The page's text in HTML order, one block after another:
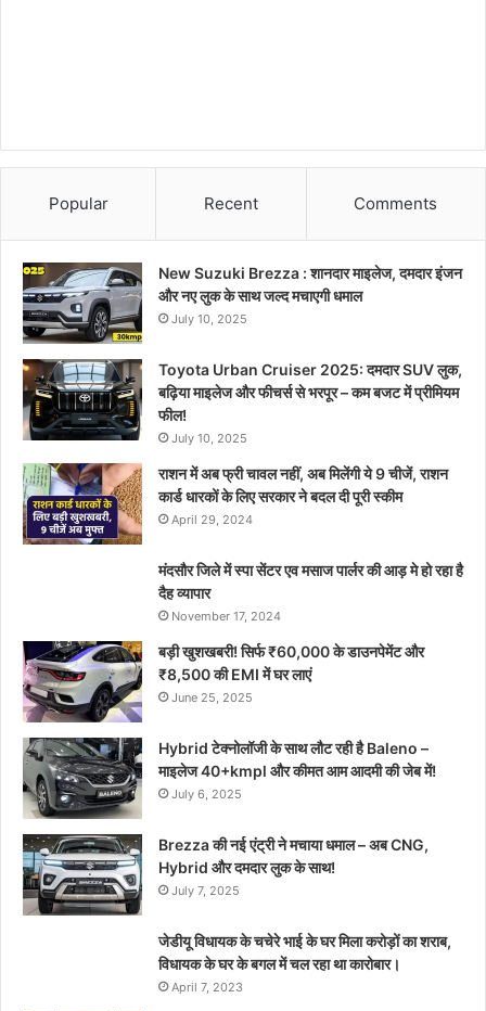
Popular Recent Comments
New Suzuki Brezza : शानदार माइलेज, दमदार इंजन
और नए लुक के साथ जल्द मचाएगी धमाल
July 10, 2025
Toyota Urban Cruiser 2025: दमदार SUV लुक,
बढ़िया माइलेज और फीचर्स से भरपूर – कम बजट में प्रीमियम
फील!
July 10, 2025
राशन में अब फ्री चावल नहीं, अब मिलेंगी ये 9 चीजें, राशन
कार्ड धारकों के लिए सरकार ने बदल दी पूरी स्कीम
April 29, 2024
मंदसौर जिले में स्पा सेंटर एव मसाज पार्लर की आड़ मे हो रहा है
दैह व्यापार
November 17, 2024
बड़ी खुशखबरी! सिर्फ ₹60,000 के डाउनपेमेंट और
₹8,500 की EMI में घर लाएं
June 25, 2025
Hybrid टेक्नोलॉजी के साथ लौट रही है Baleno –
माइलेज 40+kmpl और कीमत आम आदमी की जेब में!
July 6, 2025
Brezza की नई एंट्री ने मचाया धमाल – अब CNG,
Hybrid और दमदार लुक के साथ!
July 7, 2025
जेडीयू विधायक के चचेरे भाई के घर मिला करोड़ों का शराब,
विधायक के घर के बगल में चल रहा था कारोबार।
April 7, 2023